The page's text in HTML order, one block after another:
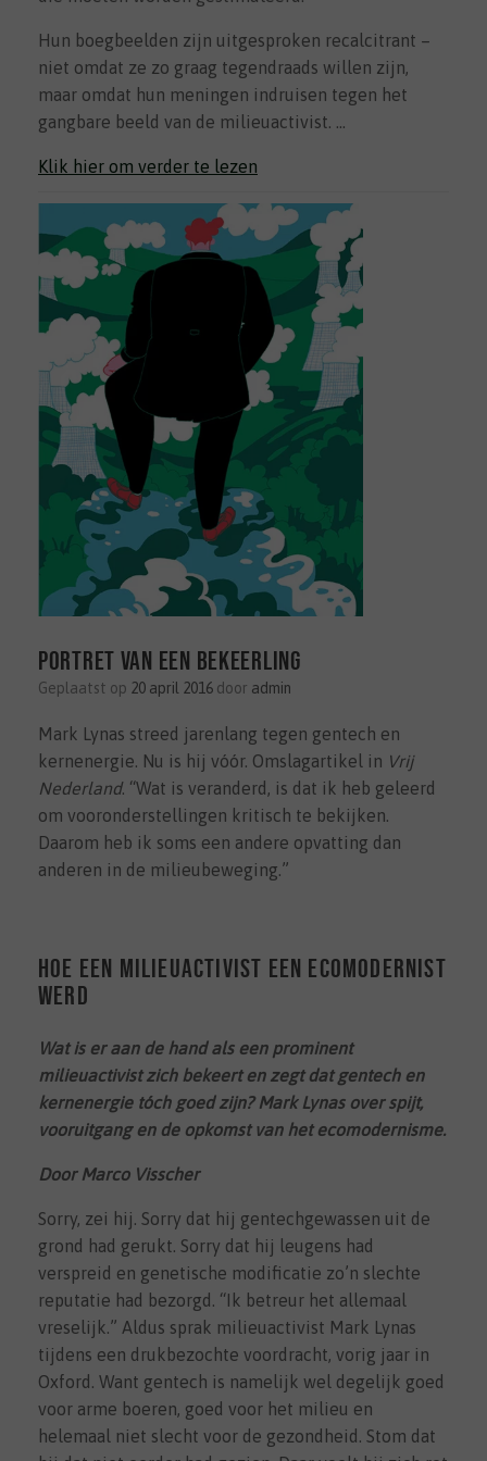
Hun boegbeelden zijn uitgesproken recalcitrant –
niet omdat ze zo graag tegendraads willen zijn,
maar omdat hun meningen indruisen tegen het
gangbare beeld van de milieuactivist. …
Klik hier om verder te lezen
Portret van een bekeerling
Geplaatst op 20 april 2016 door admin
Mark Lynas streed jarenlang tegen gentech en
kernenergie. Nu is hij vóór. Omslagartikel in Vrij
Nederland. “Wat is veranderd, is dat ik heb geleerd
om vooronderstellingen kritisch te bekijken.
Daarom heb ik soms een andere opvatting dan
anderen in de milieubeweging.”
Hoe een milieuactivist een ecomodernist
werd
Wat is er aan de hand als een prominent
milieuactivist zich bekeert en zegt dat gentech en
kernenergie tóch goed zijn? Mark Lynas over spijt,
vooruitgang en de opkomst van het ecomodernisme.
Door Marco Visscher
Sorry, zei hij. Sorry dat hij gentechgewassen uit de
grond had gerukt. Sorry dat hij leugens had
verspreid en genetische modificatie zo’n slechte
reputatie had bezorgd. “Ik betreur het allemaal
vreselijk.” Aldus sprak milieuactivist Mark Lynas
tijdens een drukbezochte voordracht, vorig jaar in
Oxford. Want gentech is namelijk wel degelijk goed
voor arme boeren, goed voor het milieu en
helemaal niet slecht voor de gezondheid. Stom dat